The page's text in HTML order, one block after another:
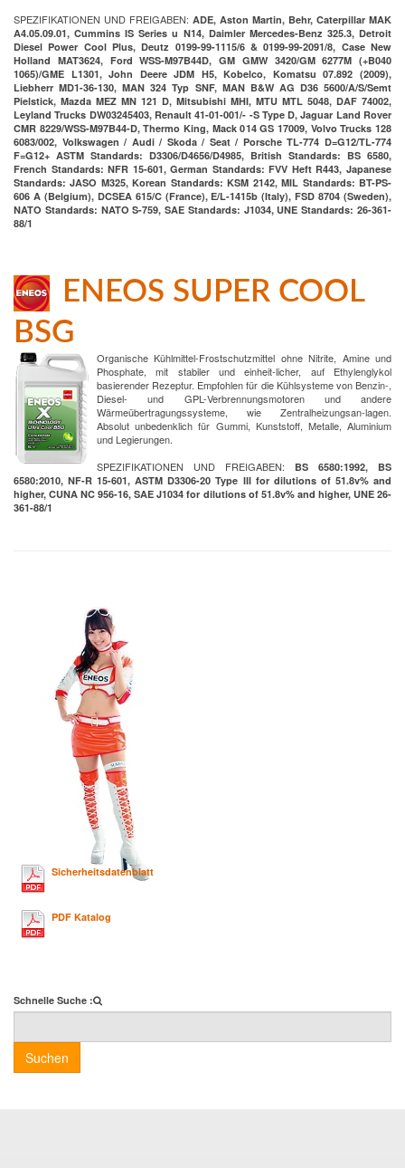
SPEZIFIKATIONEN UND FREIGABEN: ADE, Aston Martin, Behr, Caterpillar MAK
A4.05.09.01, Cummins IS Series u N14, Daimler Mercedes-Benz 325.3, Detroit
Diesel Power Cool Plus, Deutz 0199-99-1115/6 & 0199-99-2091/8, Case New
Holland MAT3624, Ford WSS-M97B44D, GM GMW 3420/GM 6277M (+B040
1065)/GME L1301, John Deere JDM H5, Kobelco, Komatsu 07.892 (2009),
Liebherr MD1-36-130, MAN 324 Typ SNF, MAN B&W AG D36 5600/A/S/Semt
Pielstick, Mazda MEZ MN 121 D, Mitsubishi MHI, MTU MTL 5048, DAF 74002,
Leyland Trucks DW03245403, Renault 41-01-001/- -S Type D, Jaguar Land Rover
CMR 8229/WSS-M97B44-D, Thermo King, Mack 014 GS 17009, Volvo Trucks 128
6083/002, Volkswagen / Audi / Skoda / Seat / Porsche TL-774 D=G12/TL-774
F=G12+ ASTM Standards: D3306/D4656/D4985, British Standards: BS 6580,
French Standards: NFR 15-601, German Standards: FVV Heft R443, Japanese
Standards: JASO M325, Korean Standards: KSM 2142, MIL Standards: BT-PS-
606 A (Belgium), DCSEA 615/C (France), E/L-1415b (Italy), FSD 8704 (Sweden),
NATO Standards: NATO S-759, SAE Standards: J1034, UNE Standards: 26-361-
88/1
ENEOS SUPER COOL
BSG
Organische Kühlmittel-Frostschutzmittel ohne Nitrite, Amine und
Phosphate, mit stabiler und einheit-licher, auf Ethylenglykol
basierender Rezeptur. Empfohlen für die Kühlsysteme von Benzin-,
Diesel- und GPL-Verbrennungsmotoren und andere
Wärmeübertragungssysteme, wie Zentralheizungsan-lagen.
Absolut unbedenklich für Gummi, Kunststoff, Metalle, Aluminium
und Legierungen.
SPEZIFIKATIONEN UND FREIGABEN:
BS 6580:1992, BS
6580:2010, NF-R 15-601, ASTM D3306-20 Type III for dilutions of 51.8v% and
higher, CUNA NC 956-16, SAE J1034 for dilutions of 51.8v% and higher, UNE 26-
361-88/1
Sicherheitsdatenblatt
PDF Katalog
Schnelle Suche :
Suchen